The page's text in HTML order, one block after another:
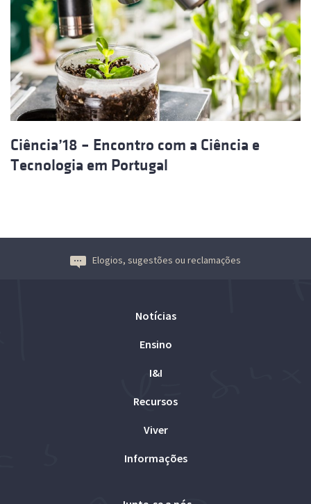
Ciência’18 – Encontro com a Ciência e
Tecnologia em Portugal
Elogios, sugestões ou reclamações
Notícias
Ensino
I&I
Recursos
Viver
Informações